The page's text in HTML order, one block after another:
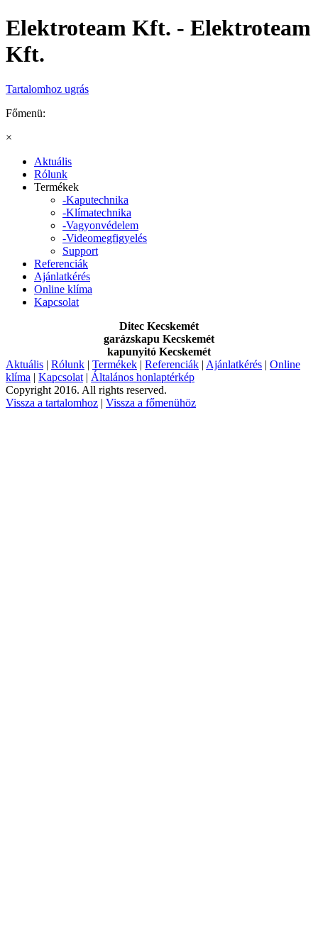
Elektroteam Kft. - Elektroteam
Kft.
Tartalomhoz ugrás
Főmenü:
×
Aktuális
Rólunk
Termékek
-Kaputechnika
-Klímatechnika
-Vagyonvédelem
-Videomegfigyelés
Support
Referenciák
Ajánlatkérés
Online klíma
Kapcsolat
Ditec Kecskemét
garázskapu Kecskemét
kapunyitó Kecskemét
Aktuális | Rólunk | Termékek | Referenciák | Ajánlatkérés | Online
klíma | Kapcsolat | Általános honlaptérkép
Copyright 2016. All rights reserved.
Vissza a tartalomhoz | Vissza a főmenühöz